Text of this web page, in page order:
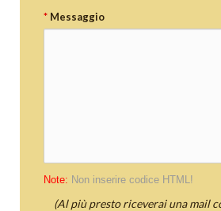
* Messaggio
Note: Non inserire codice HTML!
(Al più presto riceverai una mail